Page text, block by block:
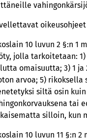
oikeusohjeet
10 luvun 2 §:n
jolla tarkoitetaan:
omaisuutta; 3) 1 ja
arvoa; 5) rikoksella
siltä osin
tai
silloin, kun
10 luvun 11 §:n